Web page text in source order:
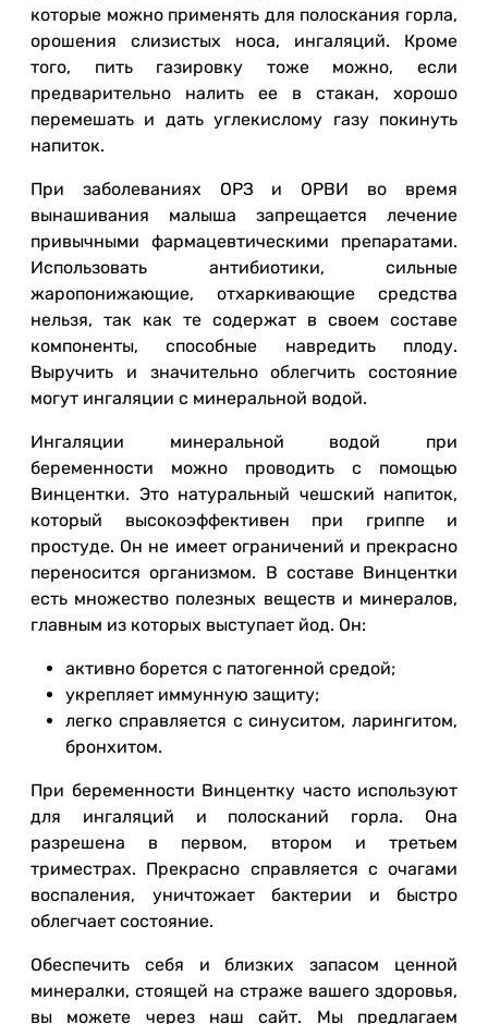
которые можно применять для полоскания горла,
орошения слизистых носа, ингаляций. Кроме
того, пить газировку тоже можно, если
предварительно налить ее в стакан, хорошо
перемешать и дать углекислому газу покинуть
напиток.
При заболеваниях ОРЗ и ОРВИ во время
вынашивания малыша запрещается лечение
привычными фармацевтическими препаратами.
Использовать антибиотики, сильные
жаропонижающие, отхаркивающие средства
нельзя, так как те содержат в своем составе
компоненты, способные навредить плоду.
Выручить и значительно облегчить состояние
могут ингаляции с минеральной водой.
Ингаляции минеральной водой при
беременности можно проводить с помощью
Винцентки. Это натуральный чешский напиток,
который высокоэффективен при гриппе и
простуде. Он не имеет ограничений и прекрасно
переносится организмом. В составе Винцентки
есть множество полезных веществ и минералов,
главным из которых выступает йод. Он:
активно борется с патогенной средой;
укрепляет иммунную защиту;
легко справляется с синуситом, ларингитом,
бронхитом.
При беременности Винцентку часто используют
для ингаляций и полосканий горла. Она
разрешена в первом, втором и третьем
триместрах. Прекрасно справляется с очагами
воспаления, уничтожает бактерии и быстро
облегчает состояние.
Обеспечить себя и близких запасом ценной
минералки, стоящей на страже вашего здоровья,
вы можете через наш сайт. Мы предлагаем